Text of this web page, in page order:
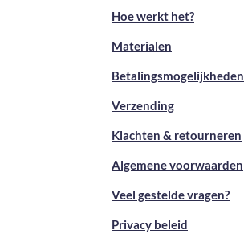
Hoe werkt het?
Materialen
Betalingsmogelijkheden
Verzending
Klachten & retourneren
Algemene voorwaarden
Veel gestelde vragen?
Privacy beleid